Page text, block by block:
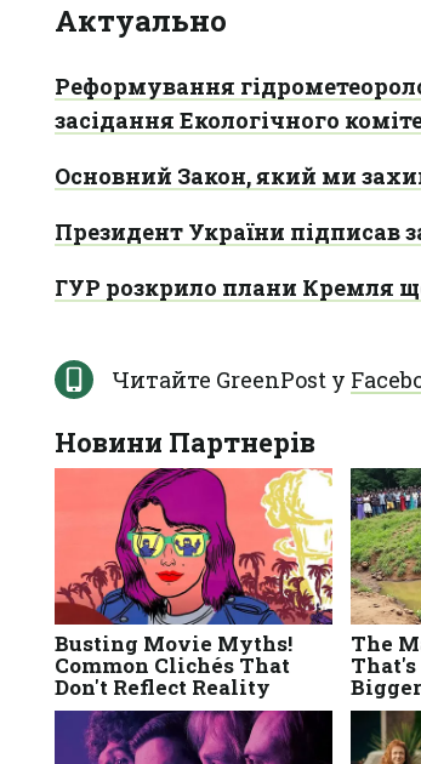
Актуально
Реформування
засідання Екологічного
Основний Закон, який ми
Президент України підписав
ГУР розкрило плани Кремля
Читайте GreenPost у